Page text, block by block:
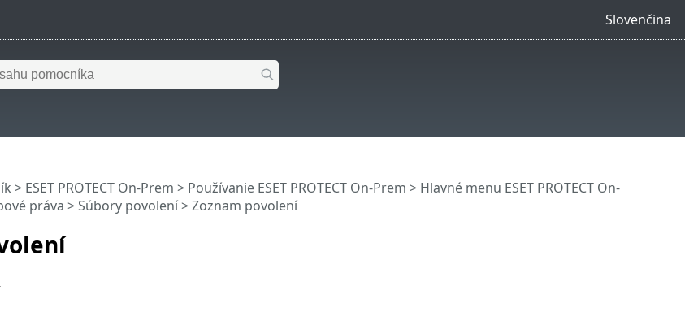
Slovenčina
> ESET PROTECT On-Prem > Používanie ESET PROTECT On-Prem > Hlavné menu ESET PROTECT On-
práva >Súbory povolení> Zoznam povolení